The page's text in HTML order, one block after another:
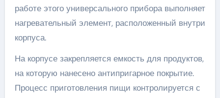
работе этого универсального прибора выполняет
нагревательный элемент, расположенный внутри
корпуса.
На корпусе закрепляется емкость для продуктов,
на которую нанесено антипригарное покрытие.
Процесс приготовления пищи контролируется с